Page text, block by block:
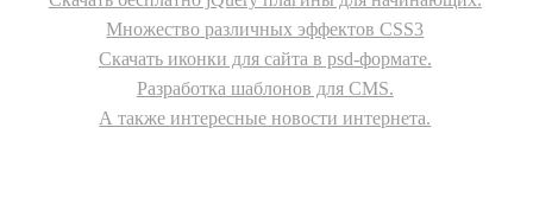
Множество различных эффектов CSS3
Скачать иконки для сайта в psd-формате.
Разработка шаблонов для CMS.
А также интересные новости интернета.